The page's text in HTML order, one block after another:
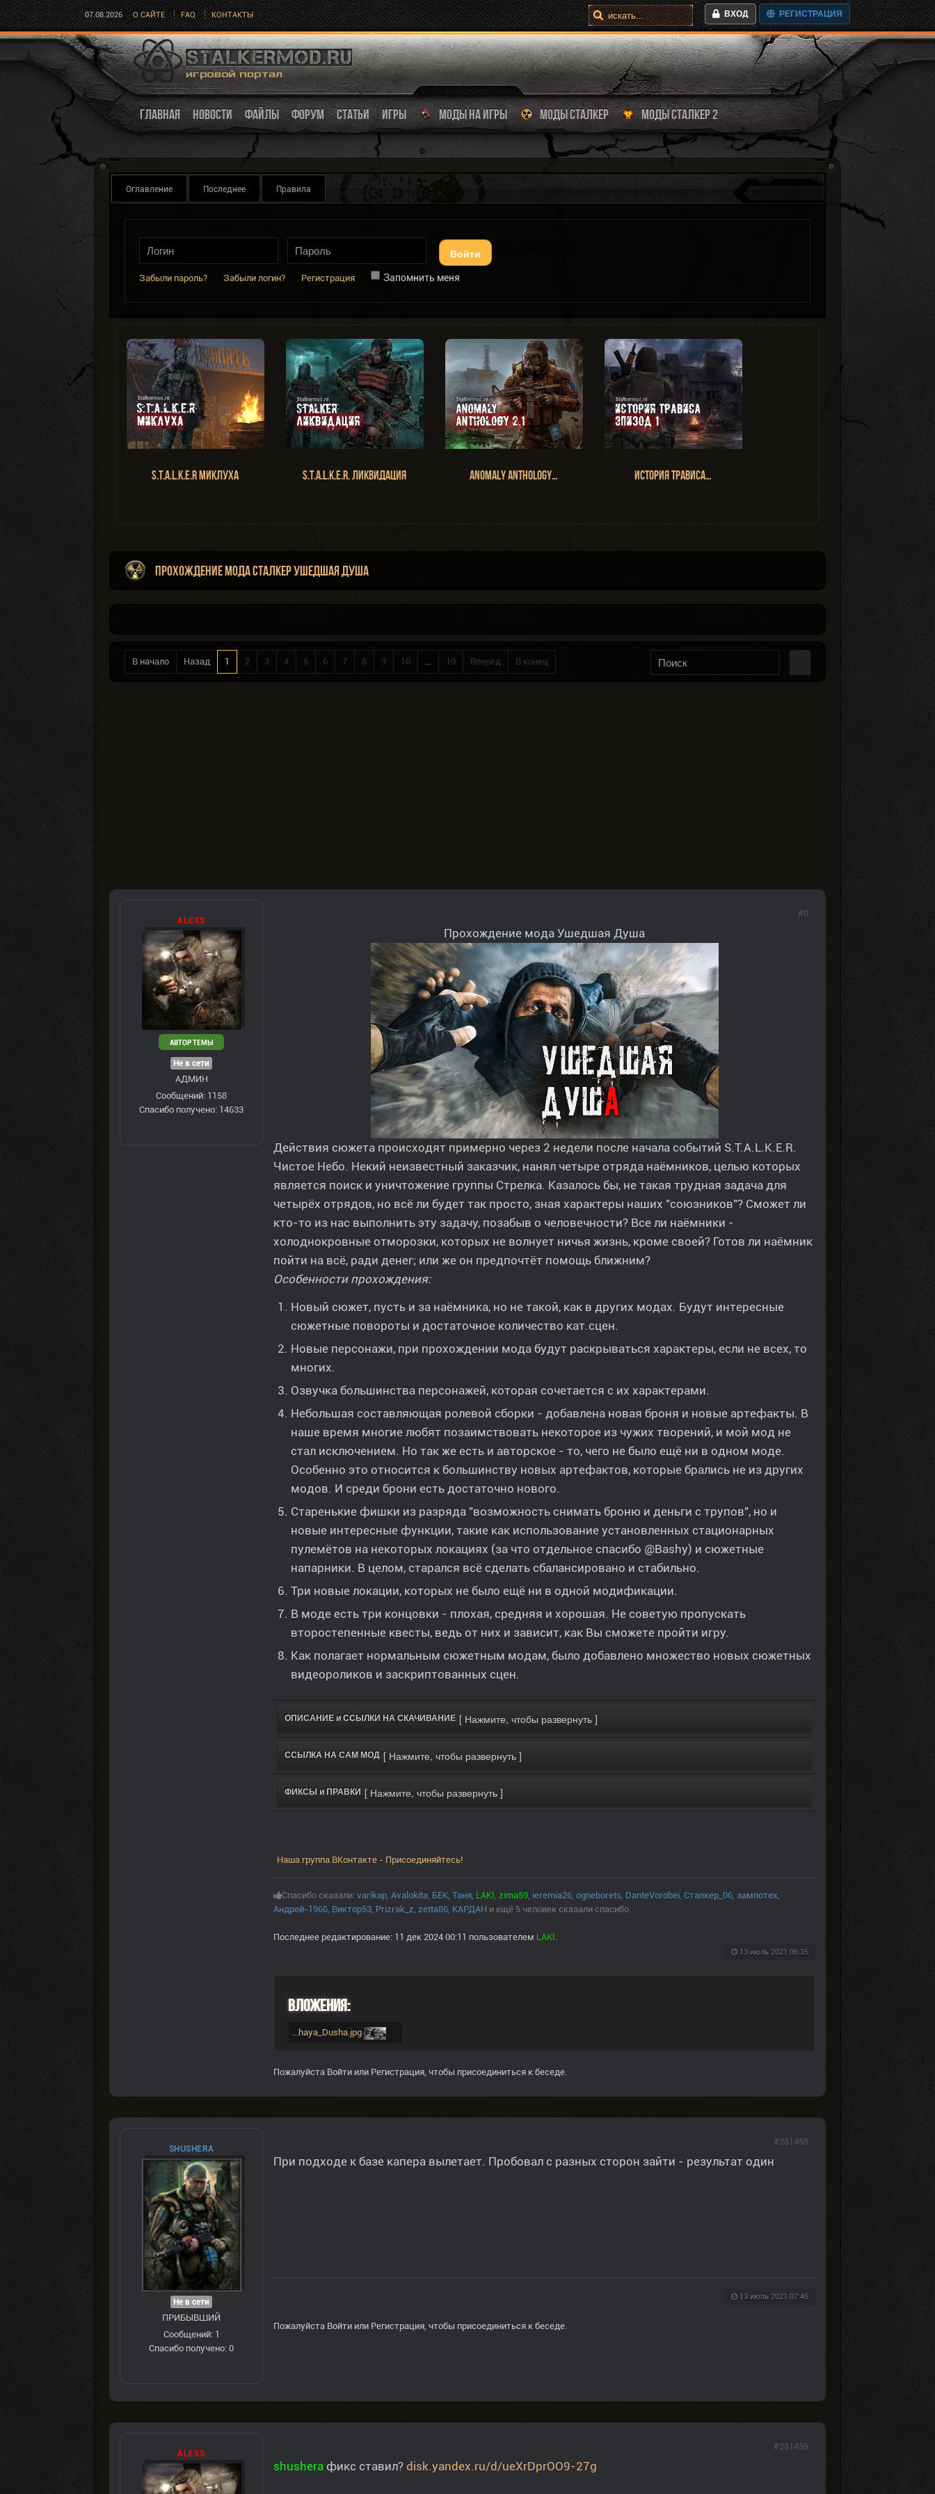
07.08.2026 О САЙТЕ FAQ КОНТАКТЫ ВХОД РЕГИСТРАЦИЯ
ГЛАВНАЯ НОВОСТИ ФАЙЛЫ ФОРУМ СТАТЬИ ИГРЫ МОДЫ НА ИГРЫ МОДЫ СТАЛКЕР МОДЫ СТАЛКЕР 2
Оглавление Последнее Правила
Войти
Забыли пароль? Забыли логин? Регистрация Запомнить меня
S.T.A.L.K.E.R Миклуха S.T.A.L.K.E.R. Ликвидация Anomaly Anthology… История Трависа…
Прохождение мода Сталкер Ушедшая Душа
В начало Назад 1 2 3 4 5 6 7 8 9 10 ... 19 Вперед В конец
ALEXS
АВТОР ТЕМЫ
Не в сети
АДМИН
Сообщений: 1158
Спасибо получено: 14633
Прохождение мода Ушедшая Душа
Действия сюжета происходят примерно через 2 недели после начала событий S.T.A.L.K.E.R.
Чистое Небо. Некий неизвестный заказчик, нанял четыре отряда наёмников, целью которых
является поиск и уничтожение группы Стрелка. Казалось бы, не такая трудная задача для
четырёх отрядов, но всё ли будет так просто, зная характеры наших "союзников"? Сможет ли
кто-то из нас выполнить эту задачу, позабыв о человечности? Все ли наёмники -
холоднокровные отморозки, которых не волнует ничья жизнь, кроме своей? Готов ли наёмник
пойти на всё, ради денег; или же он предпочтёт помощь ближним?
Особенности прохождения:
Новый сюжет, пусть и за наёмника, но не такой, как в других модах. Будут интересные
сюжетные повороты и достаточное количество кат.сцен.
Новые персонажи, при прохождении мода будут раскрываться характеры, если не всех, то
многих.
Озвучка большинства персонажей, которая сочетается с их характерами.
Небольшая составляющая ролевой сборки - добавлена новая броня и новые артефакты. В
наше время многие любят позаимствовать некоторое из чужих творений, и мой мод не
стал исключением. Но так же есть и авторское - то, чего не было ещё ни в одном моде.
Особенно это относится к большинству новых артефактов, которые брались не из других
модов. И среди брони есть достаточно нового.
Старенькие фишки из разряда "возможность снимать броню и деньги с трупов", но и
новые интересные функции, такие как использование установленных стационарных
пулемётов на некоторых локациях (за что отдельное спасибо @Bashy) и сюжетные
напарники. В целом, старался всё сделать сбалансировано и стабильно.
Три новые локации, которых не было ещё ни в одной модификации.
В моде есть три концовки - плохая, средняя и хорошая. Не советую пропускать
второстепенные квесты, ведь от них и зависит, как Вы сможете пройти игру.
Как полагает нормальным сюжетным модам, было добавлено множество новых сюжетных
видеороликов и заскриптованных сцен.
ОПИСАНИЕ и ССЫЛКИ НА СКАЧИВАНИЕ
ССЫЛКА НА САМ МОД
ФИКСЫ и ПРАВКИ
Наша группа ВКонтакте - Присоединяйтесь!
Спасибо сказали: varikap, Avalokita, БЕК, Таня, LAKI, zima59, ieremia26, ogneborets, DanteVorobei, Сталкер_06, зампотех,
Андрей-1966, Виктор53, Prizrak_z, zetta86, КАРДАН и ещё 5 человек сказали спасибо.
Последнее редактирование: 11 дек 2024 00:11 пользователем LAKI.
13 июль 2021 06:35
#0
Вложения:
...haya_Dusha.jpg
Пожалуйста Войти или Регистрация, чтобы присоединиться к беседе.
SHUSHERA
Не в сети
ПРИБЫВШИЙ
Сообщений: 1
Спасибо получено: 0
При подходе к базе капера вылетает. Пробовал с разных сторон зайти - результат один
13 июль 2021 07:45
#281458
Пожалуйста Войти или Регистрация, чтобы присоединиться к беседе.
ALEXS
shushera фикс ставил? disk.yandex.ru/d/ueXrDprOO9-27g
#281459